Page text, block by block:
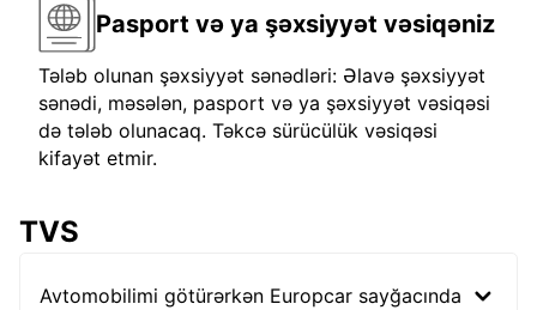
Pasport və ya şəxsiyyət vəsiqəniz
Tələb olunan şəxsiyyət sənədləri: Əlavə şəxsiyyət
sənədi, məsələn, pasport və ya şəxsiyyət vəsiqəsi
də tələb olunacaq. Təkcə sürücülük vəsiqəsi
kifayət etmir.
TVS
Avtomobilimi götürərkən Europcar sayğacında